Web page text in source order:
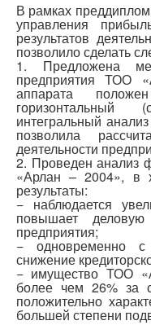
В рамках
управления
результатов
позволило сделать
1. Предложена
предприятия ТОО
аппарата
горизонтальный
интегральный
позволила
деятельности
2. Проведен анализ
«Арлан – 2004», в
результаты:
− наблюдается
повышает
предприятия;
− одновременно с
снижение
− имущество ТОО
более чем 26% за
положительно
большей степени